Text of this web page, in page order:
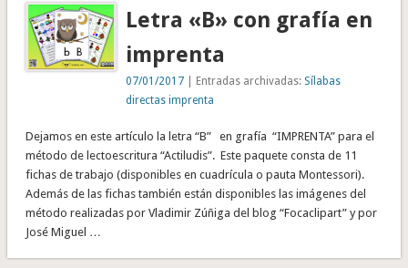
Letra «B» con grafía en
imprenta
07/01/2017 | Entradas archivadas: Sílabas
directas imprenta
Dejamos en este artículo la letra “B” en grafía “IMPRENTA” para el
método de lectoescritura “Actiludis”. Este paquete consta de 11
fichas de trabajo (disponibles en cuadrícula o pauta Montessori).
Además de las fichas también están disponibles las imágenes del
método realizadas por Vladimir Zúñiga del blog “Focaclipart” y por
José Miguel …